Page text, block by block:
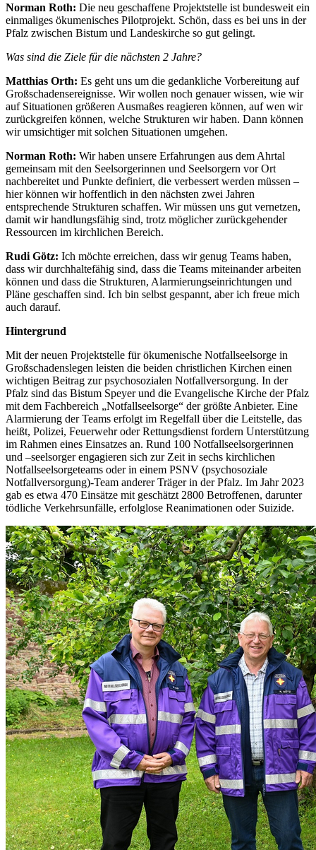
Norman Roth: Die neu geschaffene Projektstelle ist bundesweit ein
einmaliges ökumenisches Pilotprojekt. Schön, dass es bei uns in der
Pfalz zwischen Bistum und Landeskirche so gut gelingt.
Was sind die Ziele für die nächsten 2 Jahre?
Matthias Orth: Es geht uns um die gedankliche Vorbereitung auf
Großschadensereignisse. Wir wollen noch genauer wissen, wie wir
auf Situationen größeren Ausmaßes reagieren können, auf wen wir
zurückgreifen können, welche Strukturen wir haben. Dann können
wir umsichtiger mit solchen Situationen umgehen.
Norman Roth: Wir haben unsere Erfahrungen aus dem Ahrtal
gemeinsam mit den Seelsorgerinnen und Seelsorgern vor Ort
nachbereitet und Punkte definiert, die verbessert werden müssen –
hier können wir hoffentlich in den nächsten zwei Jahren
entsprechende Strukturen schaffen. Wir müssen uns gut vernetzen,
damit wir handlungsfähig sind, trotz möglicher zurückgehender
Ressourcen im kirchlichen Bereich.
Rudi Götz: Ich möchte erreichen, dass wir genug Teams haben,
dass wir durchhaltefähig sind, dass die Teams miteinander arbeiten
können und dass die Strukturen, Alarmierungseinrichtungen und
Pläne geschaffen sind. Ich bin selbst gespannt, aber ich freue mich
auch darauf.
Hintergrund
Mit der neuen Projektstelle für ökumenische Notfallseelsorge in
Großschadenslegen leisten die beiden christlichen Kirchen einen
wichtigen Beitrag zur psychosozialen Notfallversorgung. In der
Pfalz sind das Bistum Speyer und die Evangelische Kirche der Pfalz
mit dem Fachbereich „Notfallseelsorge“ der größte Anbieter. Eine
Alarmierung der Teams erfolgt im Regelfall über die Leitstelle, das
heißt, Polizei, Feuerwehr oder Rettungsdienst fordern Unterstützung
im Rahmen eines Einsatzes an. Rund 100 Notfallseelsorgerinnen
und –seelsorger engagieren sich zur Zeit in sechs kirchlichen
Notfallseelsorgeteams oder in einem PSNV (psychosoziale
Notfallversorgung)-Team anderer Träger in der Pfalz. Im Jahr 2023
gab es etwa 470 Einsätze mit geschätzt 2800 Betroffenen, darunter
tödliche Verkehrsunfälle, erfolglose Reanimationen oder Suizide.